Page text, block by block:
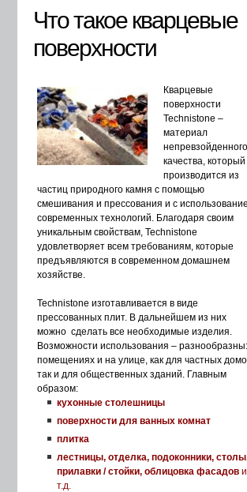
Что такое кварцевые
поверхности
Кварцевые
поверхности
Technistone –
материал
непревзойденного
качества, который
производится из
частиц природного камня с помощью
смешивания и прессования и с
современных технологий. Благодаря своим
уникальным свойствам, Technistone
удовлетворяет всем требованиям, которые
предъявляются в современном домашнем
хозяйстве.
Technistone изготавливается в виде
прессованных плит. В дальнейшем из них
можно сделать все необходимые изделия.
Возможности использования –
помещениях и на улице, как для частных
так и для общественных зданий. Главным
образом:
кухонные столешницы
поверхности для ванных комнат
плитка
лестницы, отделка, подоконники,
прилавки / стойки, облицовка фасадов и
т.д.